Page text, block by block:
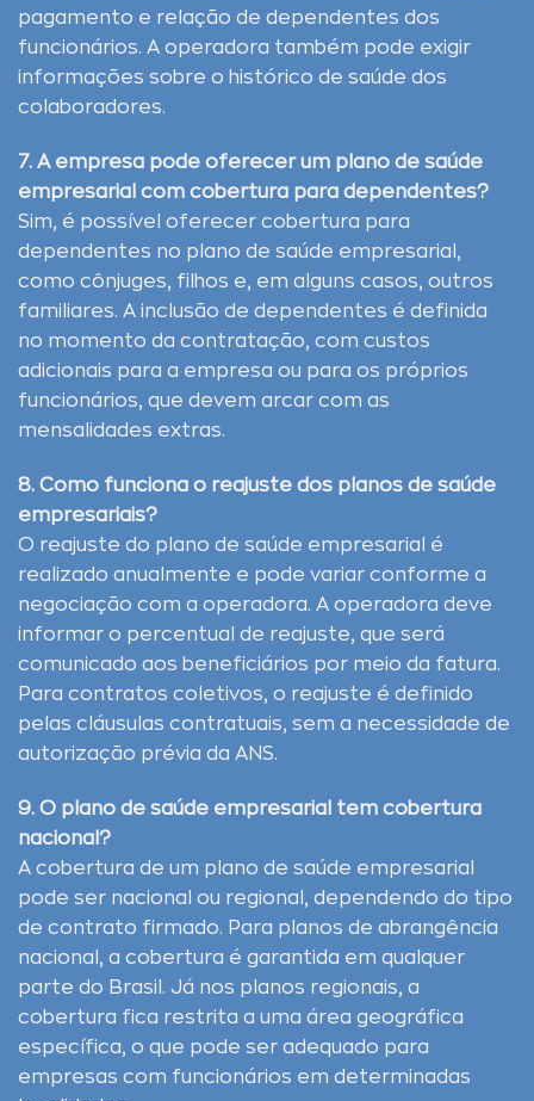
pagamento e relação de dependentes dos
funcionários. A operadora também pode exigir
informações sobre o histórico de saúde dos
colaboradores.
7. A empresa pode oferecer um plano de saúde
empresarial com cobertura para dependentes?
Sim, é possível oferecer cobertura para
dependentes no plano de saúde empresarial,
como cônjuges, filhos e, em alguns casos, outros
familiares. A inclusão de dependentes é definida
no momento da contratação, com custos
adicionais para a empresa ou para os próprios
funcionários, que devem arcar com as
mensalidades extras.
8. Como funciona o reajuste dos planos de saúde
empresariais?
O reajuste do plano de saúde empresarial é
realizado anualmente e pode variar conforme a
negociação com a operadora. A operadora deve
informar o percentual de reajuste, que será
comunicado aos beneficiários por meio da fatura.
Para contratos coletivos, o reajuste é definido
pelas cláusulas contratuais, sem a necessidade de
autorização prévia da ANS.
9. O plano de saúde empresarial tem cobertura
nacional?
A cobertura de um plano de saúde empresarial
pode ser nacional ou regional, dependendo do tipo
de contrato firmado. Para planos de abrangência
nacional, a cobertura é garantida em qualquer
parte do Brasil. Já nos planos regionais, a
cobertura fica restrita a uma área geográfica
específica, o que pode ser adequado para
empresas com funcionários em determinadas